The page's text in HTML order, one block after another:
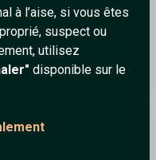
à l’aise, si vous êtes
suspect ou
utilisez
disponible sur le